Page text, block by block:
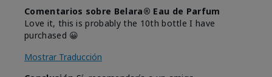
Comentarios sobre Belara® Eau de Parfum
Love it, this is probably the 10th bottle I have
purchased 😀
Mostrar Traducción